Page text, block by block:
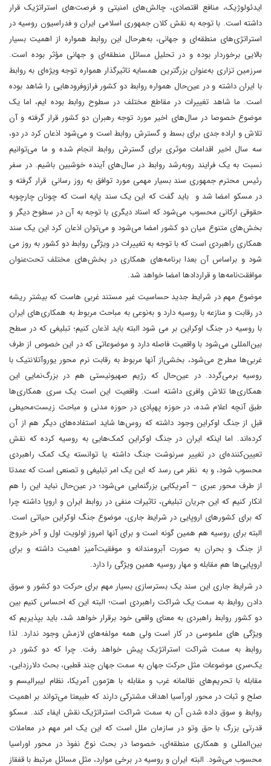
ایدئولوژیک، منافع اقتصادی، چالش‌های امنیتی و فرصت‌های استراتژیک قرار
داشته است. با توجه به نقش کلان جمهوری اسلامی ایران و فدراسیون روسیه در
استراتژی‌های منطقه‌ای و جهانی، به‌هرحال این روابط همواره از اهمیت بسیار
بالایی برخوردار بوده و در تحلیل مسائل منطقه‌ای و جهانی مؤثر بوده است.
سرزمین تزاری به‌عنوان بزرگترین همسایه تاثیرگذار همواره توجه ویژه‌ای به روابط
با ایران داشته و در عین‌حال همواره روابط دو کشور فرازوفرودهایی را شاهد بوده
است. ما شاهد تغییرات در مقاطع مختلف در سطوح روابط بوده ایم، اما یک
موضوع خصوصا در سال‌های اخیر مورد توجه رهبران دو کشور قرار گرفته و آن
تلاش و اراده جدی برای بسط و گسترش روابط است و می‌شود اذعان کرد در دو،
سه سال اخیر اقدامات موثری برای گسترش روابط انجام شده و ما می‌توانیم
نسبت به یک فرایند روبه‌رشد روابط در سال‌های آینده خوشبین باشیم. در سفر
رئیس محترم جمهوری سند بسیار مهمی مورد توافق به روز رسانی قرار گرفته و
در مسکو امضا شد و باید گفت که این یک سند پایه است که چونان چارچوبه
حقوقی ارکانی محسوب می‌شود که اسناد دیگری با توجه به آن در سطوح دیگر و
بخش‌های متنوع میان دو کشور امضا می‌شود و می‌توان اذعان کرد این یک سند
همکاری راهبردی است که با توجه به تغییرات در ویژگی روابط دو کشور به روز می
شود و براساس آن بعدا برنامه‌های همکاری در بخش‌های مختلف تحت‌عنوان
موافقت‌نامه‌ها و قراردادها امضا خواهد شد.
موضوع مهم در شرایط جدید حساسیت غیر مستند غربی هاست که بیشتر ریشه
در رقابت و منازعه با روسیه دارد و به‌نوعی به مباحث مربوط به همکاری‌های ایران
با روسیه در جنگ اوکراین بر می شود البته باید اذعان کنیم؛ تبلیغی که در سطح
بین‌المللی می‌شود با واقعیت فاصله دارد و موضوعاتی که در این خصوص از طرف
غربی‌ها مطرح می‌شود، بخشی‌از آنها مربوط به رقابت نرم محور یوروآتلانتیک با
روسیه برمی‌گردد. در عین‌حال که رژیم صهیونیستی هم در بزرگ‌نمایی این
همکاری‌ها تلاش وافری داشته است. واقعیت این است یک سری همکاری‌ها
طبق آنچه اعلام شده، در حوزه پهپادی در حوزه مدنی و مباحث زیست‌محیطی
قبل از جنگ اوکراین وجود داشته که روس‌ها شاید استفاده‌های دیگر هم از آن
کرده‌اند. اما اینکه ایران در جنگ اوکراین کمک‌هایی به روسیه کرده که نقش
تعیین‌کننده‌ای در تغییر سرنوشت جنگ داشته یا توانسته یک کمک‌ راهبردی
محسوب شود، و به نظر می رسد که این یک امر تبلیغی و تصنعی است که عمدتا
از طرف محور عبری – آمریکایی بزرگنمایی می‌شود؛ در عین‌حال نباید این را هم
انکار کنیم که این جریان تبلیغی، تاثیرات منفی در روابط ایران و اروپا داشته چرا
که برای کشورهای اروپایی در شرایط جاری، موضوع جنگ اوکراین حیاتی است.
البته برای روسیه هم همین گونه است و برای آنها امروز اولویت اول و آخر خروج
از جنگ و بحران به صورت آبرومندانه و موفقیت‌آمیز اهمیت داشته و برای
اروپایی‌ها هم مقابله و مهار روسیه همین ویژگی را دارد.
در شرایط جاری این سند یک بسترسازی بسیار مهم برای حرکت دو کشور و سوق
دادن روابط به سمت یک شراکت راهبردی است؛ البته این که احساس کنیم بین
دو کشور روابط راهبردی به معنای واقعی خود برقرار خواهد شد، باید بپذیریم که
ویژگی های ملموسی در کار است ولی همه مولفه‌های لازمش وجود ندارد. لذا
روابط به سمت شراکت استراتژیک پیش خواهد رفت. چرا که دو کشور در
یک‌سری موضوعات مثل حرکت جهان به سمت جهان چند قطبی، بحث دلارزدایی،
مقابله با تحریم‌های ظالمانه غرب و مقابله با هژمون آمریکا، نظام لیبرالیسم و
صلح و ثبات در محور اورآسیا اهداف مشترکی دارند که طبیعتا می‌تواند بر اهمیت
روابط و سوق داده شدن آن به سمت شراکت استراتژیک نقش ایفاء کند. مسکو
قدرتی بزرگ با حق وتو در سازمان ملل است که این یک امر مهم‌ در معاملات
بین‌المللی و همکاری منطقه‌ای، خصوصا در بحث نوع نفوذ در محور اوراسیا
محسوب می‌شود. البته ایران و روسیه در برخی موارد، مثل مسائل مرتبط با قفقاز